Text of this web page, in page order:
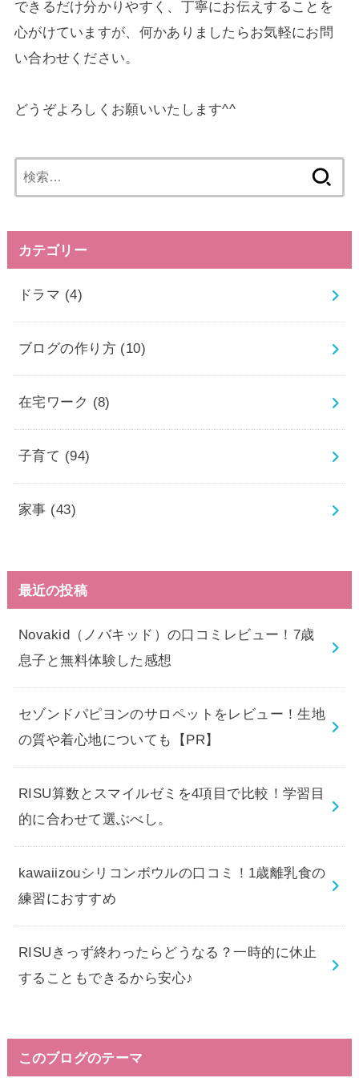
できるだけ分かりやすく、丁寧にお伝えすることを
心がけていますが、何かありましたらお気軽にお問
い合わせください。
どうぞよろしくお願いいたします^^
索:
カテゴリー
ドラマ (4)
ブログの作り方 (10)
在宅ワーク (8)
子育て (94)
家事 (43)
最近の投稿
Novakid（ノバキッド）の口コミレビュー！7歳
息子と無料体験した感想
セゾンドパピヨンのサロペットをレビュー！生地
の質や着心地についても【PR】
RISU算数とスマイルゼミを4項目で比較！学習目
的に合わせて選ぶべし。
kawaiizouシリコンボウルの口コミ！1歳離乳食の
練習におすすめ
RISUきっず終わったらどうなる？一時的に休止
することもできるから安心♪
このブログのテーマ